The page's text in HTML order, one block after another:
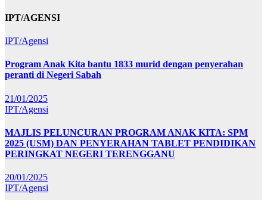
IPT/AGENSI
IPT/Agensi
Program Anak Kita bantu 1833 murid dengan penyerahan
peranti di Negeri Sabah
21/01/2025
IPT/Agensi
MAJLIS PELUNCURAN PROGRAM ANAK KITA: SPM
2025 (USM) DAN PENYERAHAN TABLET PENDIDIKAN
PERINGKAT NEGERI TERENGGANU
20/01/2025
IPT/Agensi